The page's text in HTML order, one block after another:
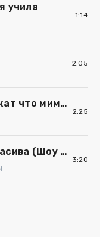
учила
1:14
2:05
Она красива как закат что мимолетно греет
2:25
Твоя любовь так красива (Шоу Аватар)
3:20